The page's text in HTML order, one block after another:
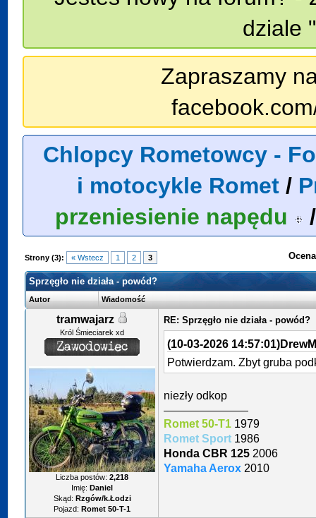
dziale
Zapraszamy
Chlopcy Rometowcy -
i motocykle Romet /
przeniesienie napędu
Strony (3): « Wstecz 1 2 3
Sprzęgło nie działa - powód?
Autor Wiadomość
tramwajarz
Król Śmieciarek xd
Liczba postów:2,218
Imię: Daniel
Skąd: Rzgów/k.Łodzi
Pojazd: Romet 50-T-1
RE: Sprzęgło nie działa - powód?
(10-03-2026 14:57:01)
Potwierdzam. Zbyt gruba
niezły odkop
Romet 50-T1 1979
Romet Sport 1986
Honda CBR 125 2006
Yamaha Aerox 2010